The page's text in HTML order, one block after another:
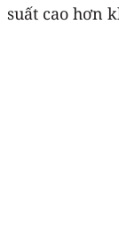
suất cao hơn